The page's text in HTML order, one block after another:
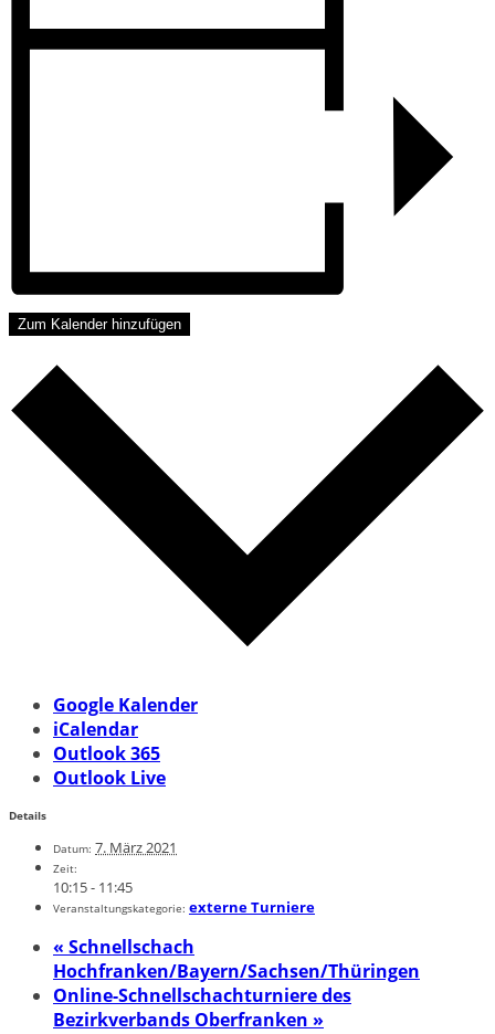
Zum Kalender hinzufügen
Google Kalender
iCalendar
Outlook 365
Outlook Live
Details
Datum: 7. März 2021
Zeit:
10:15 - 11:45
Veranstaltungskategorie: externe Turniere
« Schnellschach
Hochfranken/Bayern/Sachsen/Thüringen
Online-Schnellschachturniere des
Bezirkverbands Oberfranken »